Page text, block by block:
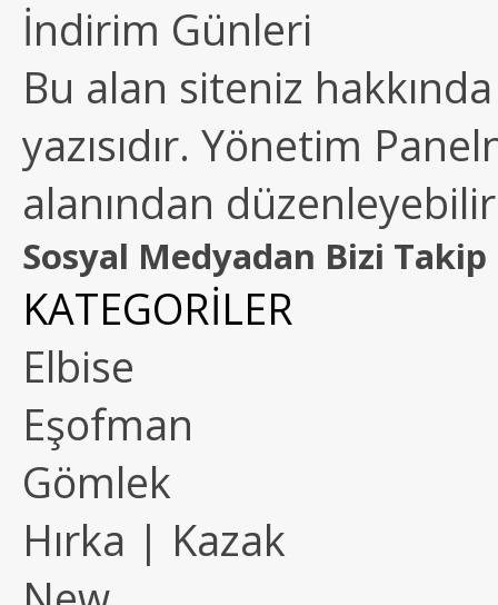
İndirim Günleri
Bu alan siteniz
yazısıdır. Yönetim
alanından
Sosyal Medyadan Bizi Takip
KATEGORİLER
Elbise
Eşofman
Gömlek
Hırka | Kazak